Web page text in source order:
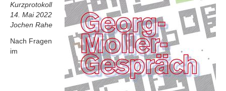
Kurzprotokoll
14. Mai 2022
Jochen Rahe
Nach Fragen
im